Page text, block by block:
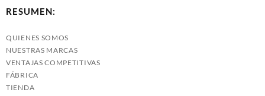
RESUMEN:
QUIENES SOMOS
NUESTRAS MARCAS
VENTAJAS COMPETITIVAS
FÁBRICA
TIENDA